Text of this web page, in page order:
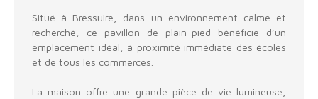
Situé à Bressuire, dans un environnement calme et
recherché, ce pavillon de plain-pied bénéficie d’un
emplacement idéal, à proximité immédiate des écoles
et de tous les commerces.
La maison offre une grande pièce de vie lumineuse,